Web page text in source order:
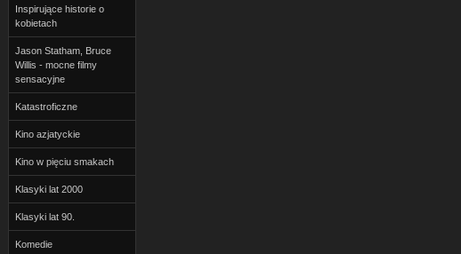
Inspirujące historie o
kobietach
Jason Statham, Bruce
Willis - mocne filmy
sensacyjne
Katastroficzne
Kino azjatyckie
Kino w pięciu smakach
Klasyki lat 2000
Klasyki lat 90.
Komedie